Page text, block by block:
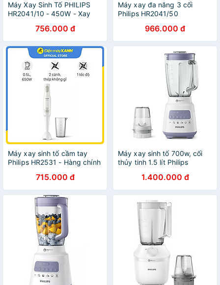
Máy Xay Sinh Tố PHILIPS
HR2041/10 - 450W - Xay
Chính Hãng756.000 đ
Máy xay đa năng 3 cối
Philips HR2041/50
966.000 đ
Máy xay sinh tố cầm tay
Philips HR2531 - Hàng chính
715.000 đ
Máy xay sinh tố 700w, cối
thủy tinh 1.5 lít Philips
1.400.000 đ